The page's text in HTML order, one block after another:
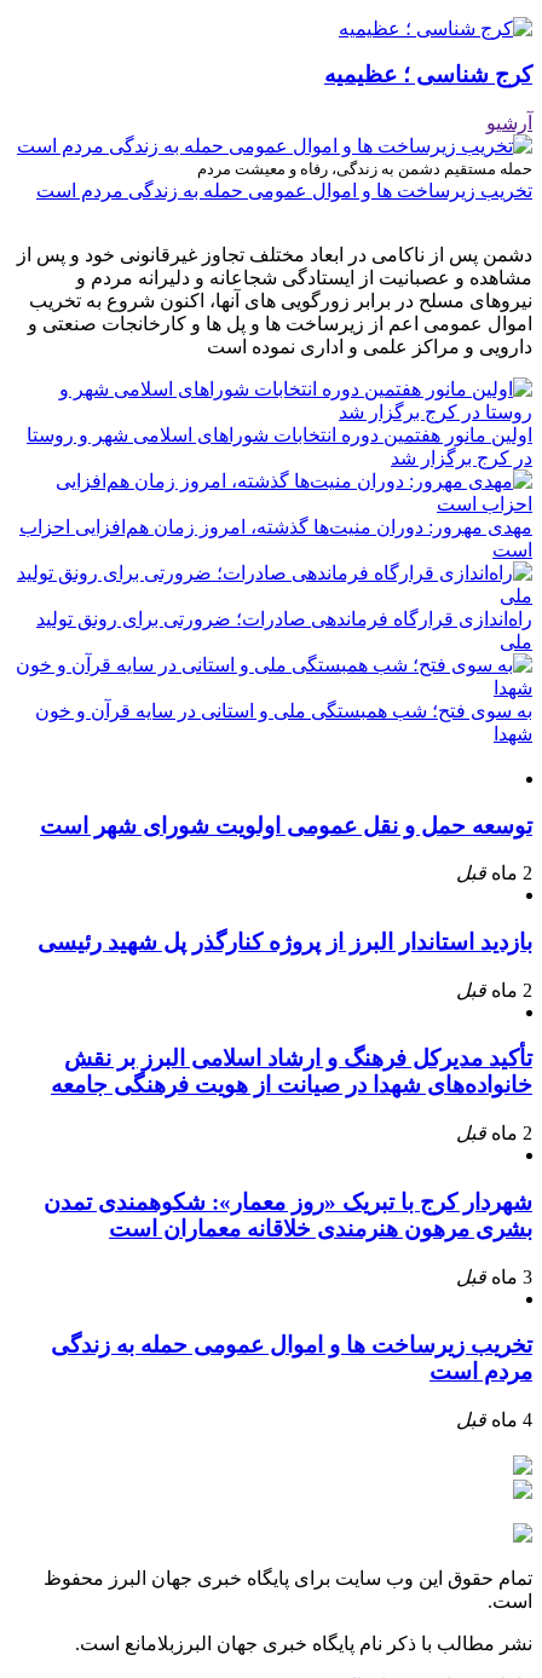
کرج شناسی ؛ عظیمیه
آرشیو
حمله مستقیم دشمن به زندگی، رفاه و معیشت مردم
تخریب زیرساخت ها و اموال عمومی حمله به زندگی مردم است
دشمن پس از ناکامی در ابعاد مختلف تجاوز غیرقانونی خود و پس از
مشاهده و عصبانیت از ایستادگی شجاعانه و دلیرانه مردم و
نیروهای مسلح در برابر زورگویی های آنها، اکنون شروع به تخریب
اموال عمومی اعم از زیرساخت ها و پل ها و کارخانجات صنعتی و
دارویی و مراکز علمی و اداری نموده است
اولین مانور هفتمین دوره انتخابات شوراهای اسلامی شهر و روستا
در کرج برگزار شد
مهدی مهرور: دوران منیت‌ها گذشته، امروز زمان هم‌افزایی احزاب
است
راه‌اندازی قرارگاه فرماندهی صادرات؛ ضرورتی برای رونق تولید
ملی
به سوی فتح؛ شب همبستگی ملی و استانی در سایه قرآن و خون
شهدا
توسعه حمل و نقل عمومی اولویت شورای شهر است
2 ماه قبل
بازدید استاندار البرز از پروژه کنارگذر پل شهید رئیسی
2 ماه قبل
تأکید مدیرکل فرهنگ و ارشاد اسلامی البرز بر نقش
خانواده‌های شهدا در صیانت از هویت فرهنگی جامعه
2 ماه قبل
شهردار کرج با تبریک «روز معمار»: شکوهمندی تمدن
بشری مرهون هنرمندی خلاقانه معماران است
3 ماه قبل
تخریب زیرساخت ها و اموال عمومی حمله به زندگی
مردم است
4 ماه قبل
تمام حقوق این وب سایت برای پایگاه خبری جهان البرز محفوظ
است.
نشر مطالب با ذکر نام پایگاه خبری جهان البرزبلامانع است.